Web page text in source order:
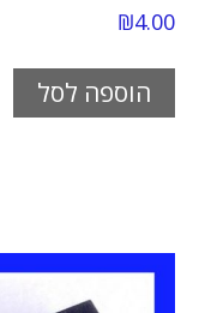
₪4.00
הוספה לסל